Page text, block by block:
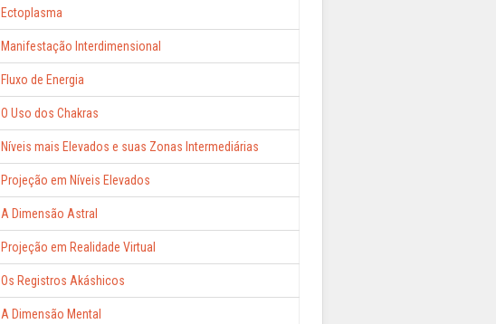
Ectoplasma
Manifestação Interdimensional
Fluxo de Energia
O Uso dos Chakras
Níveis mais Elevados e suas Zonas Intermediárias
Projeção em Níveis Elevados
A Dimensão Astral
Projeção em Realidade Virtual
Os Registros Akáshicos
A Dimensão Mental